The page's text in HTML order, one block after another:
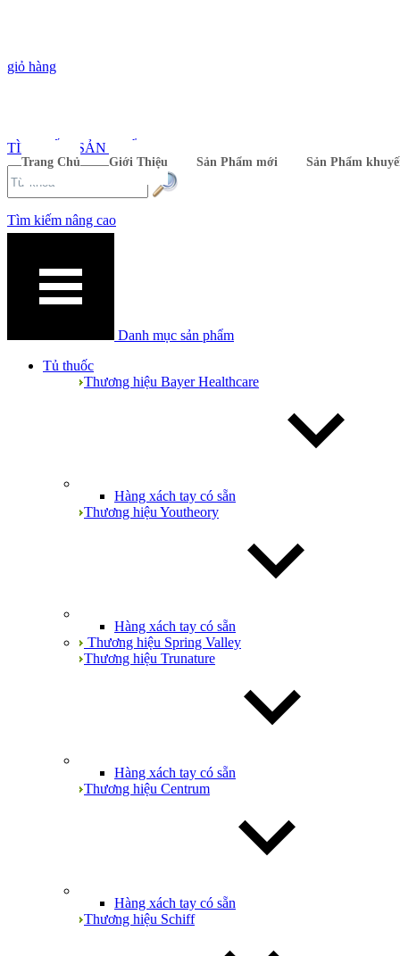
giỏ hàng
Trang Chủ Giới Thiệu Sản Phẩm mới Sản Phẩm
TÌM KIẾM SẢN PHẨM
Tìm kiếm nâng cao
Danh mục sản phẩm
Tủ thuốc
Thương hiệu Bayer Healthcare
Hàng xách tay có sẵn
Thương hiệu Youtheory
Hàng xách tay có sẵn
Thương hiệu Spring Valley
Thương hiệu Trunature
Hàng xách tay có sẵn
Thương hiệu Centrum
Hàng xách tay có sẵn
Thương hiệu Schiff